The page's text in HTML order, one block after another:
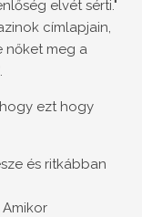
elvét sérti."
címlapjain,
nőket meg a
ezt hogy
és ritkábban